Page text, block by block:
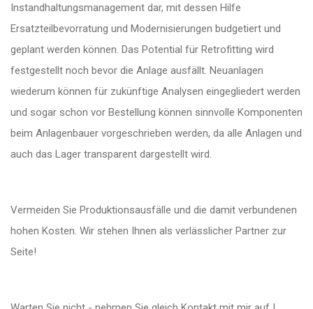
Instandhaltungsmanagement dar, mit dessen Hilfe
Ersatzteilbevorratung und Modernisierungen budgetiert und
geplant werden können. Das Potential für Retrofitting wird
festgestellt noch bevor die Anlage ausfällt. Neuanlagen
wiederum können für zukünftige Analysen eingegliedert werden
und sogar schon vor Bestellung können sinnvolle Komponenten
beim Anlagenbauer vorgeschrieben werden, da alle Anlagen und
auch das Lager transparent dargestellt wird.
Vermeiden Sie Produktionsausfälle und die damit verbundenen
hohen Kosten. Wir stehen Ihnen als verlässlicher Partner zur
Seite!